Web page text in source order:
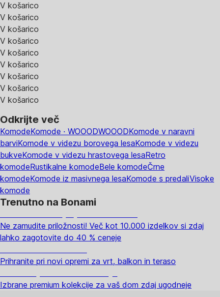
V košarico
V košarico
V košarico
V košarico
V košarico
V košarico
V košarico
V košarico
V košarico
Odkrijte več
KomodeKomode · WOOODWOOODKomode v naravni
barviKomode v videzu borovega lesaKomode v videzu
bukveKomode v videzu hrastovega lesaRetro
komodeRustikalne komodeBele komodeČrne
komodeKomode iz masivnega lesaKomode s predaliVisoke
komode
Trenutno na Bonami
Ne zamudite priložnosti! Več kot 10.000 izdelkov si zdaj
lahko zagotovite do 40 % ceneje
Prihranite pri novi opremi za vrt, balkon in teraso
Izbrane premium kolekcije za vaš dom zdaj ugodneje